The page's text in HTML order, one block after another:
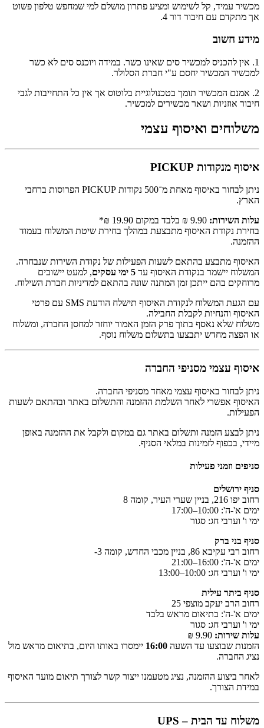
מכשיר עמיד, קל לשימוש ומציע פתרון מושלם למי שמחפש טלפון פשוט
אך מתקדם עם חיבור דור 4.
מידע חשוב
1. אין להכניס למכשיר סים שאינו כשר. במידה ויוכנס סים לא כשר
למכשיר המכשיר יחסם ע"י חברת הסלולר.
2. אמנם המכשיר תומך בטכנולוגיית בלוטוס אך אין כל התחייבות לגבי
חיבור אוזניות ושאר מכשירים למכשיר.
משלוחים ואיסוף עצמי
איסוף מנקודות PICKUP
ניתן לבחור באיסוף מאחת מ־500 נקודות PICKUP הפרוסות ברחבי
הארץ.
עלות השירות:
בחירת נקודת האיסוף מתבצעת במהלך בחירת שיטת המשלוח בעמוד
ההזמנה.
האיסוף מתבצע בהתאם לשעות הפעילות של נקודת השירות שנבחרה.
המשלוח יישמר בנקודת האיסוף עד 5 ימי עסקים
, למעט יישובים
מרוחקים בהם ייתכן זמן המתנה שונה בהתאם למדיניות חברת השילוח.
עם הגעת המשלוח לנקודת האיסוף תישלח הודעת SMS עם פרטי
האיסוף והנחיות לקבלת החבילה.
משלוח שלא נאסף בתוך פרק הזמן האמור יוחזר למחסן החברה, ומשלוח
או הפצה מחדש יתבצעו בתשלום משלוח נוסף.
איסוף עצמי מסניפי החברה
ניתן לבחור באיסוף עצמי מאחד מסניפי החברה.
האיסוף אפשרי לאחר השלמת ההזמנה והתשלום באתר ובהתאם לשעות
הפעילות.
ניתן לבצע הזמנה ותשלום באתר גם במקום ולקבל את ההזמנה באופן
מיידי, בכפוף לזמינות במלאי הסניף.
סניפים וזמני פעילות
סניף ירושלים
רחוב יפו 216, בניין שערי העיר, קומה 8
ימים א'-ה': 10:00–17:00
ימי ו' וערבי חג: סגור
סניף בני ברק
רחוב רבי עקיבא 86, בניין מכבי החדש, קומה ‎-3
ימים א'-ה': 16:00–21:00
ימי ו' וערבי חג: 10:00–13:00
סניף ביתר עילית
רחוב הרב יעקב מוצפי 25
ימים א'-ה': בתיאום מראש בלבד
ימי ו' וערבי חג: סגור
עלות שירות:
הזמנות שבוצעו עד השעה 16:00 יימסרו באותו היום, בתיאום מראש מול
נציג החברה.
לאחר ביצוע ההזמנה, נציג מטעמנו ייצור קשר לצורך תיאום מועד האיסוף
במידת הצורך.
משלוח עד הבית – UPS